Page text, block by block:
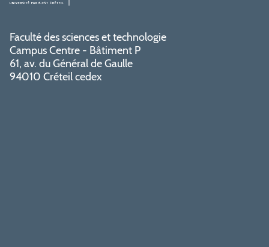
Faculté des sciences et technologie
Campus Centre - Bâtiment P
61, av. du Général de Gaulle
94010 Créteil cedex